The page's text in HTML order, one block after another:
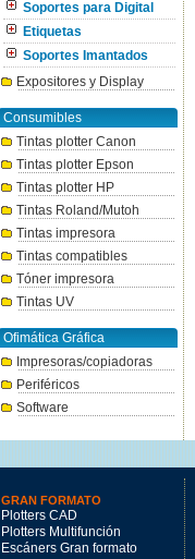
Soportes para Digital
Etiquetas
Soportes Imantados
Expositores y Display
Consumibles
Tintas plotter Canon
Tintas plotter Epson
Tintas plotter HP
Tintas Roland/Mutoh
Tintas impresora
Tintas compatibles
Tóner impresora
Tintas UV
Ofimática Gráfica
Impresoras/copiadoras
Periféricos
Software
Color Copy 160gr A3 (5x250
104.14€
GRAN FORMATO
Plotters CAD
Plotters Multifunción
Escáners Gran formato